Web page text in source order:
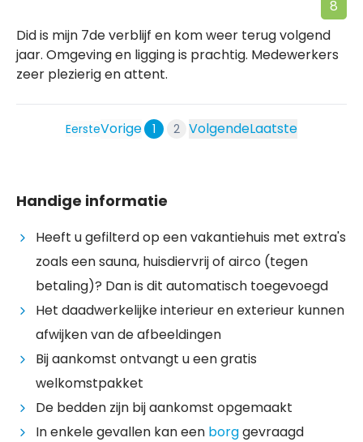
8
Did is mijn 7de verblijf en kom weer terug volgend
jaar. Omgeving en ligging is prachtig. Medewerkers
zeer plezierig en attent.
EersteVorige 1 2 VolgendeLaatste
Handige informatie
Heeft u gefilterd op een vakantiehuis met extra's
zoals een sauna, huisdiervrij of airco (tegen
betaling)? Dan is dit automatisch toegevoegd
Het daadwerkelijke interieur en exterieur kunnen
afwijken van de afbeeldingen
Bij aankomst ontvangt u een gratis
welkomstpakket
De bedden zijn bij aankomst opgemaakt
In enkele gevallen kan een borggevraagd